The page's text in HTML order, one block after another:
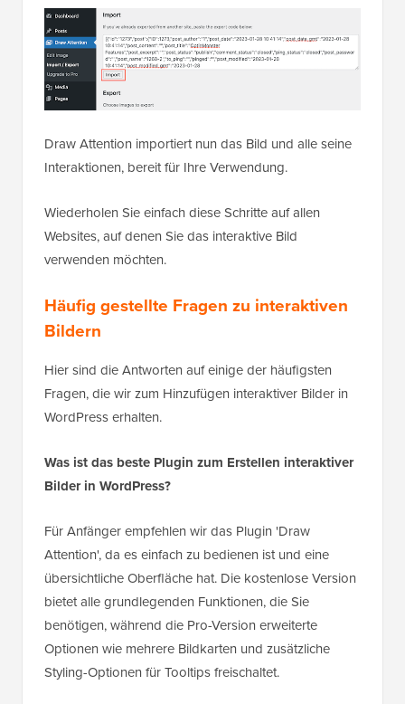
Draw Attention importiert nun das Bild und alle seine
Interaktionen, bereit für Ihre Verwendung.
Wiederholen Sie einfach diese Schritte auf allen
Websites, auf denen Sie das interaktive Bild
verwenden möchten.
Häufig gestellte Fragen zu interaktiven
Bildern
Hier sind die Antworten auf einige der häufigsten
Fragen, die wir zum Hinzufügen interaktiver Bilder in
WordPress erhalten.
Was ist das beste Plugin zum Erstellen interaktiver
Bilder in WordPress?
Für Anfänger empfehlen wir das Plugin 'Draw
Attention', da es einfach zu bedienen ist und eine
übersichtliche Oberfläche hat. Die kostenlose Version
bietet alle grundlegenden Funktionen, die Sie
benötigen, während die Pro-Version erweiterte
Optionen wie mehrere Bildkarten und zusätzliche
Styling-Optionen für Tooltips freischaltet.